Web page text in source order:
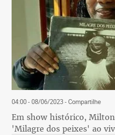
04:00 - 08/06/2023- Compartilhe
Em show histórico,
'Milagre dos peixes' ao